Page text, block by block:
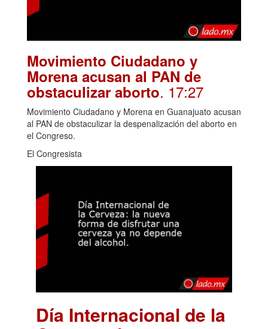
Movimiento Ciudadano y
Morena acusan al PAN de
obstaculizar aborto. 17:27
Movimiento Ciudadano y Morena en Guanajuato acusan
al PAN de obstaculizar la despenalización del aborto en
el Congreso.
El Congresista
Día Internacional de la